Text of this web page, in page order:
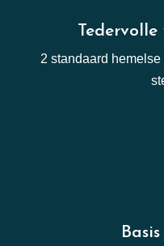
2 standaard